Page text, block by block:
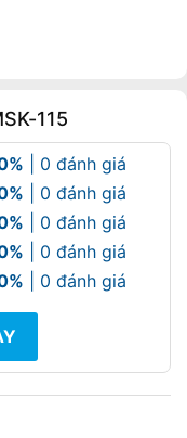
115
| 0 đánh giá
| 0 đánh giá
| 0 đánh giá
| 0 đánh giá
| 0 đánh giá